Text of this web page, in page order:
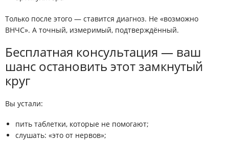
Только после этого — ставится диагноз. Не «возможно
ВНЧС». А точный, измеримый, подтверждённый.
Бесплатная консультация — ваш
шанс остановить этот замкнутый
круг
Вы устали:
пить таблетки, которые не помогают;
слушать: «это от нервов»;